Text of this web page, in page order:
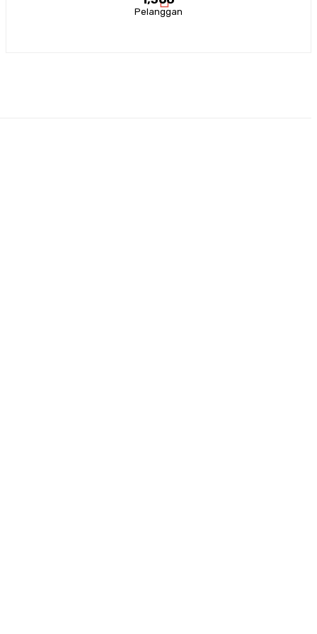
Pelanggan